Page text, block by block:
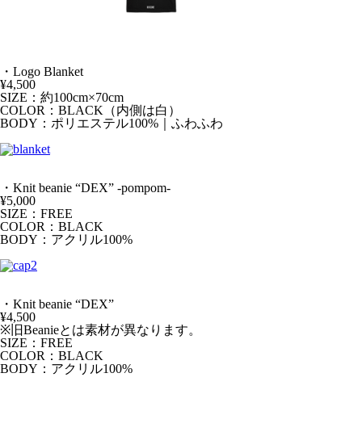
・Logo Blanket
¥4,500
SIZE：約100cm×70cm
COLOR：BLACK（内側は白）
BODY：ポリエステル100%｜ふわふわ
・Knit beanie “DEX” -pompom-
¥5,000
SIZE：FREE
COLOR：BLACK
BODY：アクリル100%
・Knit beanie “DEX”
¥4,500
※旧Beanieとは素材が異なります。
SIZE：FREE
COLOR：BLACK
BODY：アクリル100%